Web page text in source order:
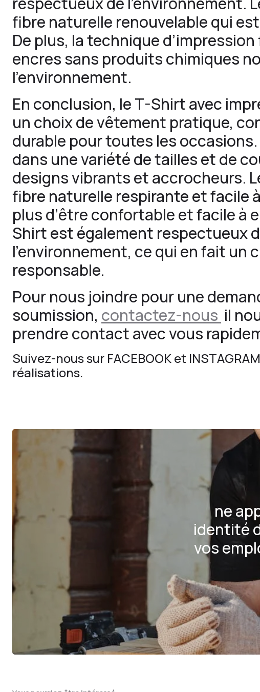
fibre naturelle renouvelable qui
De plus, la technique
encres sans produits chimiques
l’environnement.
En conclusion, le T-Shirt avec
un choix de vêtement pratique,
durable pour toutes les
dans une variété de tailles et de
designs vibrants et accrocheurs.
fibre naturelle respirante et facile
plus d’être confortable et facile à
Shirt est également respectueux
l’environnement, ce qui en fait un
responsable.
Pour nous joindre pour une
soumission, contactez-nous il
prendre contact avec vous
Suivez-nous sur FACEBOOKet INSTAGRAM
réalisations.
ne
identité
vos